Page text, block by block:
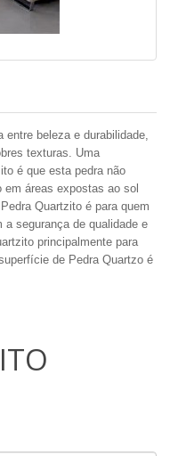
entre beleza e durabilidade,
texturas. Uma
é que esta pedra não
áreas expostas ao sol
Quartzito é para quem
a segurança de qualidade e
principalmente para
de Pedra Quartzo é